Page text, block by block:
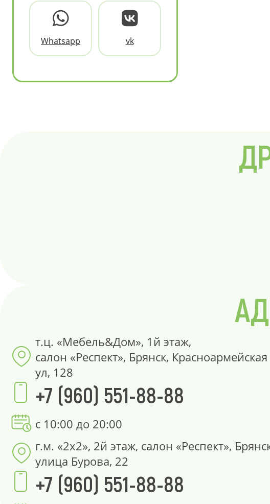
Whatsapp vk
т.ц. «Мебель&Дом», 1й этаж,
салон «Респект», Брянск, Красноармейская
ул, 128
+7 (960) 551-88-88
с 10:00 до 20:00
г.м. «2х2», 2й этаж, салон «Респект»,
улица Бурова, 22
+7 (960) 551-88-88